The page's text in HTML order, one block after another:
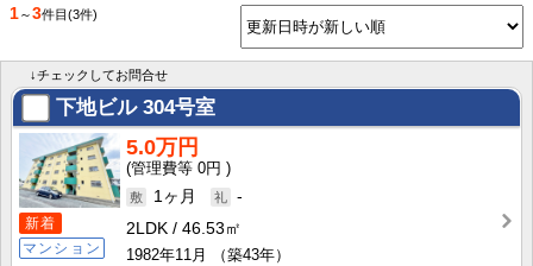
1～3件目 (3件)
↓チェックしてお問合せ
下地ビル304号室
新着
マンション
5.0万円
0円
1ヶ月
-
2LDK
46.53㎡
1982年11月
（築43年）